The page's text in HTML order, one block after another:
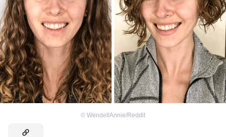
© WendellAnnie/Reddit